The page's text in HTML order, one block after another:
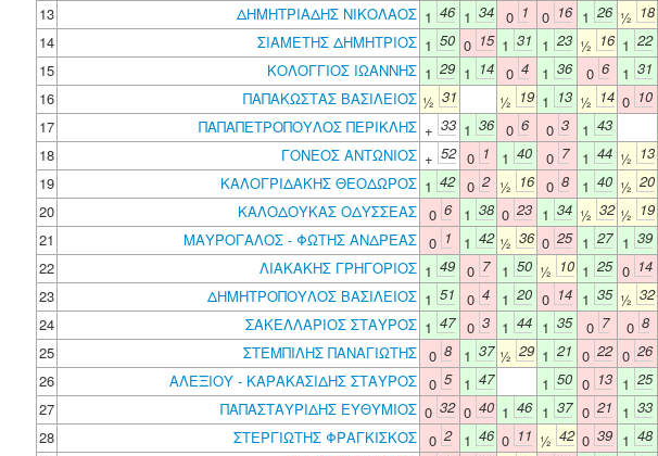
13
ΔΗΜΗΤΡΙΑΔΗΣ ΝΙΚΟΛΑΟΣ 1 46 1 34 0 1 0 16 1 26 ½ 18
14
ΣΙΑΜΕΤΗΣ ΔΗΜΗΤΡΙΟΣ 1 50 0 15 1 31 1 23 ½ 16 1 22
15
ΚΟΛΟΓΓΙΟΣ ΙΩΑΝΝΗΣ 1 29 1 14 0 4 1 36 0 6 1 31
16
ΠΑΠΑΚΩΣΤΑΣ ΒΑΣΙΛΕΙΟΣ ½ 31 ½ 19 1 13 ½ 14 0 10
17
ΠΑΠΑΠΕΤΡΟΠΟΥΛΟΣ ΠΕΡΙΚΛΗΣ + 33 1 36 0 6 0 3 1 43
18
ΓΟΝΕΟΣ ΑΝΤΩΝΙΟΣ + 52 0 1 1 40 0 7 1 44 ½ 13
19
ΚΑΛΟΓΡΙΔΑΚΗΣ ΘΕΟΔΩΡΟΣ 1 42 0 2 ½ 16 0 8 1 40 ½ 20
20
ΚΑΛΟΔΟΥΚΑΣ ΟΔΥΣΣΕΑΣ 0 6 1 38 0 23 1 34 ½ 32 ½ 19
21
ΜΑΥΡΟΓΑΛΟΣ - ΦΩΤΗΣ ΑΝΔΡΕΑΣ 0 1 1 42 ½ 36 0 25 1 27 1 39
22
ΛΙΑΚΑΚΗΣ ΓΡΗΓΟΡΙΟΣ 1 49 0 7 1 50 ½ 10 1 25 0 14
23
ΔΗΜΗΤΡΟΠΟΥΛΟΣ ΒΑΣΙΛΕΙΟΣ 1 51 0 4 1 20 0 14 1 35 ½ 32
24
ΣΑΚΕΛΛΑΡΙΟΣ ΣΤΑΥΡΟΣ 1 47 0 3 1 44 1 35 0 7 0 8
25
ΣΤΕΜΠΙΛΗΣ ΠΑΝΑΓΙΩΤΗΣ 0 8 1 37 ½ 29 1 21 0 22 0 26
26
ΑΛΕΞΙΟΥ - ΚΑΡΑΚΑΣΙΔΗΣ ΣΤΑΥΡΟΣ 0 5 1 47 1 50 0 13 1 25
27
ΠΑΠΑΣΤΑΥΡΙΔΗΣ ΕΥΘΥΜΙΟΣ 0 32 0 40 1 46 1 37 0 21 1 33
28
ΣΤΕΡΓΙΩΤΗΣ ΦΡΑΓΚΙΣΚΟΣ 0 2 1 46 0 11 ½ 42 0 39 1 48